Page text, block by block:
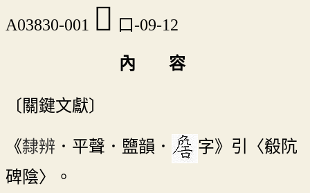
A03830-001 󵠱 口-09-12
內 容
〔關鍵文獻〕
《隸辨 ．平聲．鹽韻．
字》引〈殽阬
碑陰〉。